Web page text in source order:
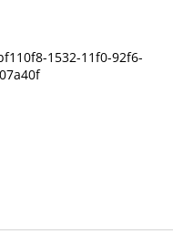
1532-11f0-92f6-